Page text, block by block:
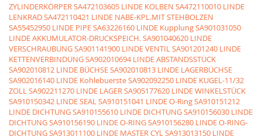
ZYLINDERKÖRPERSA472103605 LINDE KOLBEN SA472110010 LINDE
LENKRADSA472110421 LINDE NABE-KPL.MIT STEHBOLZEN
SA55452950 LINDE PIPESA63226160 LINDE KupplungSA901031050
LINDE AKKUMULATOR-DRUCKSPEICH.SA901040620 LINDE
VERSCHRAUBUNGSA901141900 LINDE VENTILSA901201240 LINDE
KETTENVERBINDUNGSA902010694 LINDE ABSTANDSSTÜCK
SA902010812 LINDE BÜCHSESA902010813 LINDE LAGERBÜCHSE
SA902016140 LINDE KohlebuersteSA902092250 LINDE KUGEL-11/32
ZOLLSA902211270 LINDE LAGERSA905177620 LINDE WINKELSTÜCK
SA910150342 LINDE SEALSA910151041 LINDE O-RingSA910151212
LINDE DICHTUNGSA910155610 LINDE DICHTUNGSA910156030 LINDE
DICHTUNGSA910156190 LINDE O-RINGSA910156280 LINDE O-RING-
DICHTUNGSA913011100 LINDE MASTER CYLSA913013150 LINDE